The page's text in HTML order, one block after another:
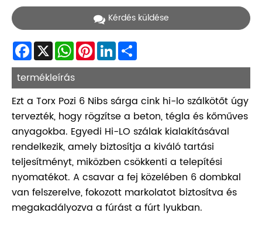
Kérdés küldése
Facebook
X WhatsApp
Pinterest
LinkedIn
termékleírás
Ezt a Torx Pozi 6 Nibs sárga cink hi-lo szálkötőt úgy
tervezték, hogy rögzítse a beton, tégla és kőműves
anyagokba. Egyedi Hi-LO szálak kialakításával
rendelkezik, amely biztosítja a kiváló tartási
teljesítményt, miközben csökkenti a telepítési
nyomatékot. A csavar a fej közelében 6 dombkal
van felszerelve, fokozott markolatot biztosítva és
megakadályozva a fúrást a fúrt lyukban.